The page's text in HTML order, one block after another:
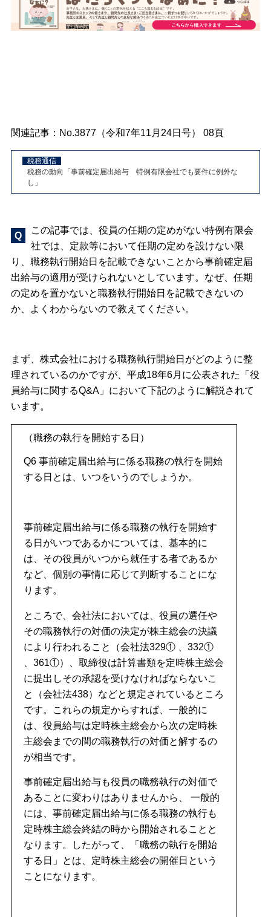
関連記事：No.3877（令和7年11月24日号） 08頁
税務の動向「事前確定届出給与 特例有限会社でも要件に例外な
し」
この記事では、役員の任期の定めがない特例有限会
社では、定款等において任期の定めを設けない限
り、職務執行開始日を記載できないことから事前確定届
出給与の適用が受けられないとしています。なぜ、任期
の定めを置かないと職務執行開始日を記載できないの
か、よくわからないので教えてください。
まず、株式会社における職務執行開始日がどのように整
理されているのかですが、平成18年6月に公表された「役
員給与に関するQ&A」において下記のように解説されて
います。
（職務の執行を開始する日）
Q6 事前確定届出給与に係る職務の執行を開始
する日とは、いつをいうのでしょうか。
事前確定届出給与に係る職務の執行を開始す
る日がいつであるかについては、基本的に
は、その役員がいつから就任する者であるか
など、個別の事情に応じて判断することにな
ります。
ところで、会社法においては、役員の選任や
その職務執行の対価の決定が株主総会の決議
により行われること（会社法329① 、332①
、361①）、取締役は計算書類を定時株主総会
に提出しその承認を受けなければならないこ
と（会社法438）などと規定されているところ
です。これらの規定からすれば、一般的に
は、役員給与は定時株主総会から次の定時株
主総会までの間の職務執行の対価と解するの
が相当です。
事前確定届出給与も役員の職務執行の対価で
あることに変わりはありませんから、 一般的
には、事前確定届出給与に係る職務の執行も
定時株主総会終結の時から開始されることと
なります。したがって、「職務の執行を開始
する日」とは、定時株主総会の開催日という
ことになります。